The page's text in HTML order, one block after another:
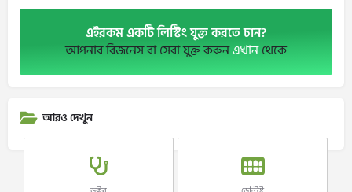
এইরকম একটি লিস্টিং যুক্ত করতে চান?
আপনার বিজনেস বা সেবা যুক্ত করুনএখানথেকে
আরও দেখুন